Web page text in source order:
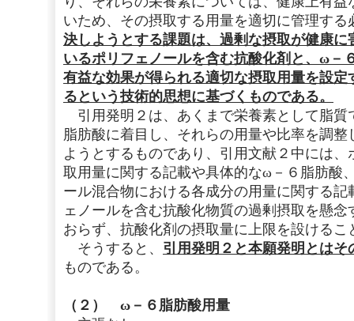
いため、その摂取する用量を適切に管理する
決しようとする課題は、過剰な摂取が健康
いるポリフェノールを含む抗酸化剤と、ω－
有益な効果が得られる適切な摂取用量を設
るという技術的思想に基づくものである。
引用発明２は、あくまで栄養素として脂質
脂肪酸に着目し、それらの用量や比率を調
ようとするものであり、引用文献２中には
取用量に関する記載や具体的なω－６脂肪酸
ール混合物における各成分の用量に関する
ェノールを含む抗酸化物質の過剰摂取を懸
おらず、抗酸化剤の摂取量に上限を設ける
そうすると、 引用発明２と本願発明とは
ものである。
（２） ω－６脂肪酸用量